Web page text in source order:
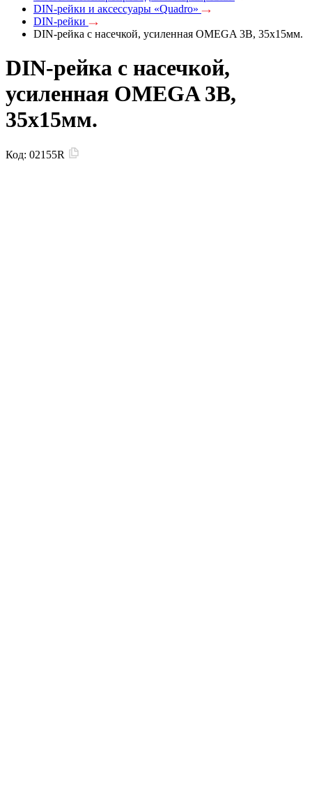
DIN-рейки и аксессуары «Quadro»
DIN-рейки
DIN-рейка с насечкой, усиленная OMEGA 3B, 35х15мм.
DIN-рейка с насечкой,
усиленная OMEGA 3B,
35х15мм.
Код: 02155R